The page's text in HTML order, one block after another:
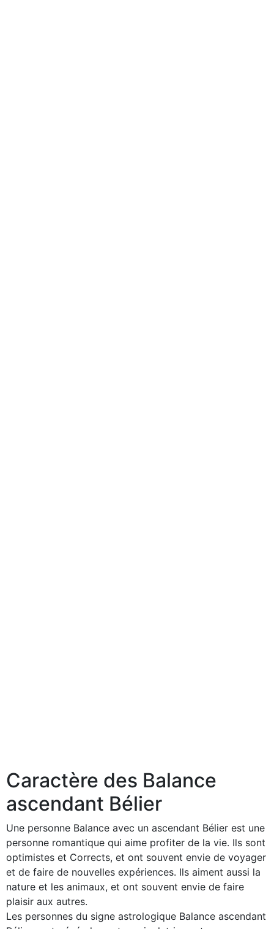
Caractère des Balance
ascendant Bélier
Une personne Balance avec un ascendant Bélier est une
personne romantique qui aime profiter de la vie. Ils sont
optimistes et Corrects, et ont souvent envie de voyager
et de faire de nouvelles expériences. Ils aiment aussi la
nature et les animaux, et ont souvent envie de faire
plaisir aux autres.
Les personnes du signe astrologique Balance ascendant